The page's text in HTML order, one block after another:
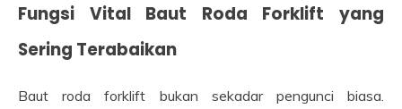
Fungsi Vital Baut Roda Forklift yang
Sering Terabaikan
Baut roda forklift bukan sekadar pengunci biasa.